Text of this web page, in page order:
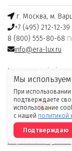
Мы
При
подтверждаете
использование
с нашей политикой
Подтверждаю
г. Москва, м.
+7 (495) 212-12-39
8 (800) 555-80-68
info@era-lux.ru
Мы получаем и
соответствии с
персональных данных,
Разработано